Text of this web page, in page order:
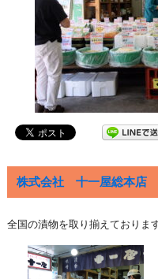
株式会社 十一屋総本店
全国の漬物を取り揃えております